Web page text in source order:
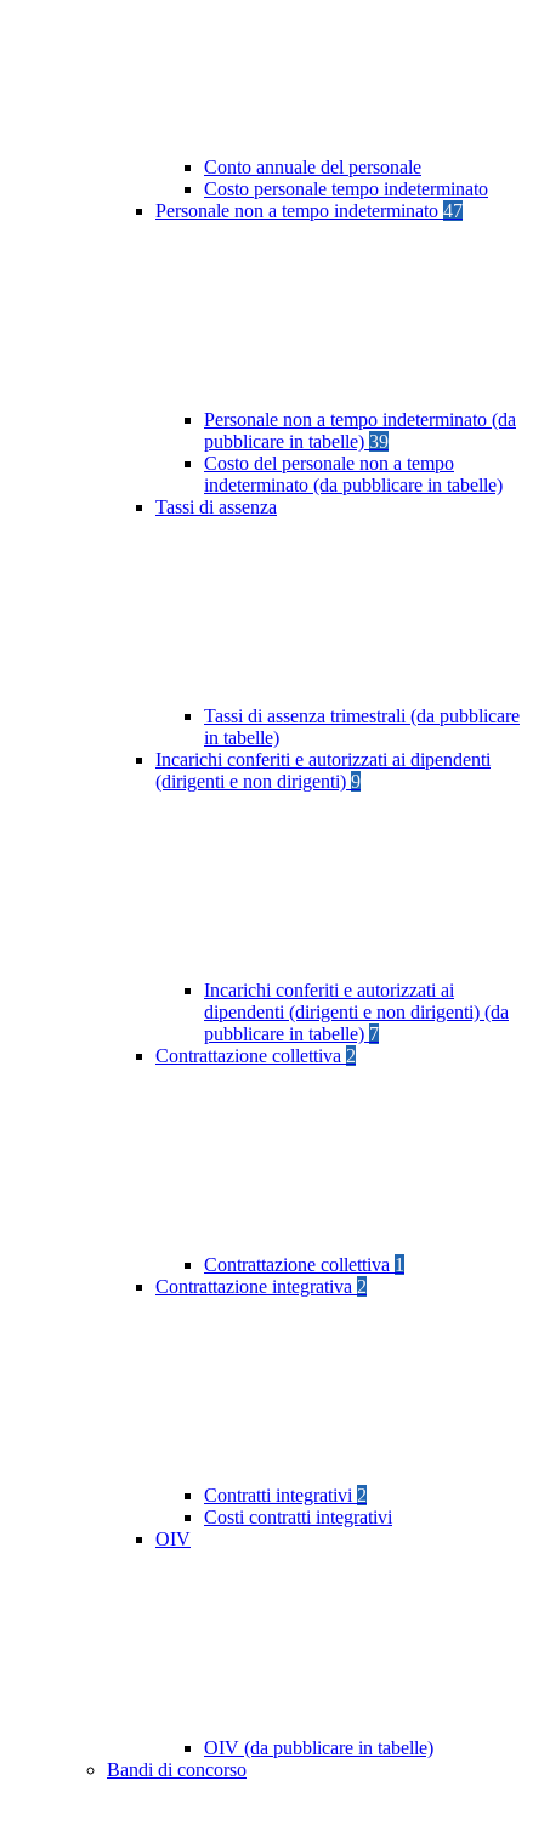
Conto annuale del personale
Costo personale tempo indeterminato
Personale non a tempo indeterminato 47
Personale non a tempo indeterminato (da
pubblicare in tabelle) 39
Costo del personale non a tempo
indeterminato (da pubblicare in tabelle)
Tassi di assenza
Tassi di assenza trimestrali (da pubblicare
in tabelle)
Incarichi conferiti e autorizzati ai dipendenti
(dirigenti e non dirigenti) 9
Incarichi conferiti e autorizzati ai
dipendenti (dirigenti e non dirigenti) (da
pubblicare in tabelle) 7
Contrattazione collettiva 2
Contrattazione collettiva 1
Contrattazione integrativa 2
Contratti integrativi 2
Costi contratti integrativi
OIV
OIV (da pubblicare in tabelle)
Bandi di concorso